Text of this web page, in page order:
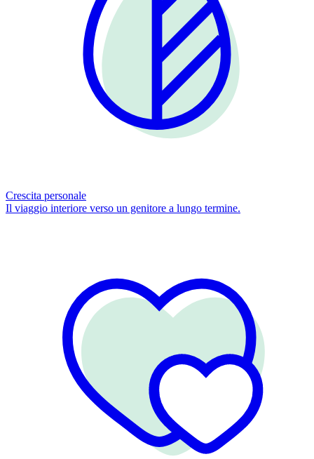
Crescita personale
Il viaggio interiore verso un genitore a lungo termine.